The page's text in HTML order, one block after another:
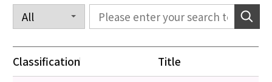
Classification Title